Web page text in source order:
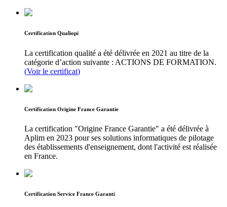
Certification Qualiopi
La certification qualité a été délivrée en 2021 au titre de la
catégorie d’action suivante : ACTIONS DE FORMATION.
(Voir le certificat)
Certification Origine France Garantie
La certification "Origine France Garantie" a été délivrée à
Aplim en 2023 pour ses solutions informatiques de pilotage
des établissements d'enseignement, dont l'activité est réalisée
en France.
Certification Service France Garanti